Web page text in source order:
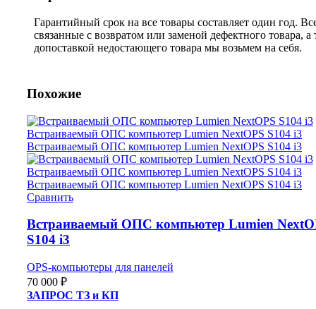
Гарантийный срок на все товары составляет один год.
связанные с возвратом или заменой дефектного товара, а
допоставкой недостающего товара мы возьмем на себя.
Похожие
Сравнить
Встраиваемый ОПС компьютер Lumien
S104 i3
OPS-компьютеры для панелей
70 000 ₽
ЗАПРОС ТЗ и КП